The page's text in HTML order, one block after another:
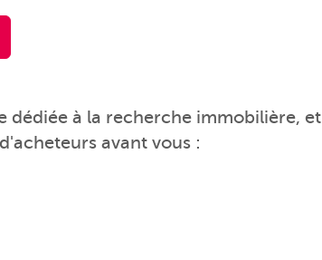
à la recherche immobilière, et
avant vous :